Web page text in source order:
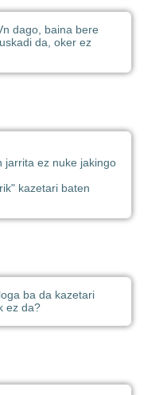
dago, baina bere
da, oker ez
jarrita ez nuke jakingo
kazetari baten
ba da kazetari
ez da?